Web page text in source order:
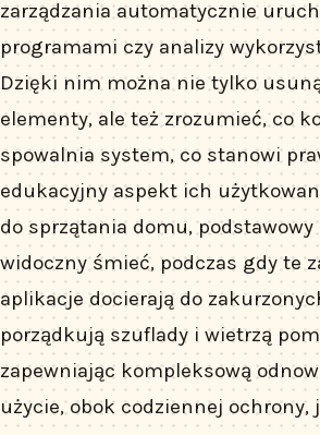
zarządzania automatycznie
programami czy analizy
Dzięki nim można nie tylko
elementy, ale też zrozumieć, co
spowalnia system, co stanowi
edukacyjny aspekt ich
do sprzątania domu,
widoczny śmieć, podczas gdy te
aplikacje docierają do
porządkują szuflady i wietrzą
zapewniając kompleksową
użycie, obok codziennej ochrony,